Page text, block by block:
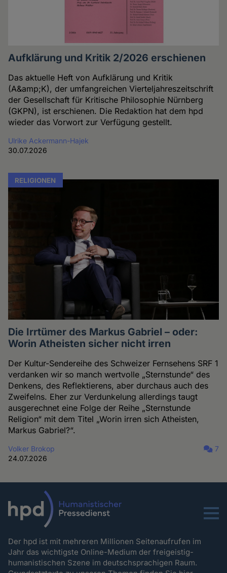
Aufklärung und Kritik 2/2026 erschienen
Das aktuelle Heft von Aufklärung und Kritik
(A&amp;K), der umfangreichen Vierteljahreszeitschrift
der Gesellschaft für Kritische Philosophie Nürnberg
(GKPN), ist erschienen. Die Redaktion hat dem hpd
wieder das Vorwort zur Verfügung gestellt.
Ulrike Ackermann-Hajek
30.07.2026
RELIGIONEN
Die Irrtümer des Markus Gabriel – oder:
Worin Atheisten sicher nicht irren
Der Kultur-Sendereihe des Schweizer Fernsehens SRF 1
verdanken wir so manch wertvolle „Sternstunde“ des
Denkens, des Reflektierens, aber durchaus auch des
Zweifelns. Eher zur Verdunkelung allerdings taugt
ausgerechnet eine Folge der Reihe „Sternstunde
Religion“ mit dem Titel „Worin irren sich Atheisten,
Markus Gabriel?“.
Volker Brokop
24.07.2026
7
Menu
Der hpd ist mit mehreren Millionen Seitenaufrufen im
Jahr das wichtigste Online-Medium der freigeistig-
humanistischen Szene im deutschsprachigen Raum.